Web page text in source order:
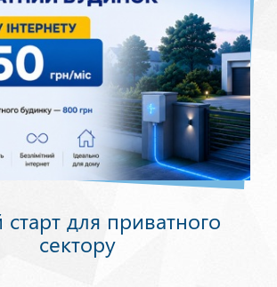
старт для приватного
сектору